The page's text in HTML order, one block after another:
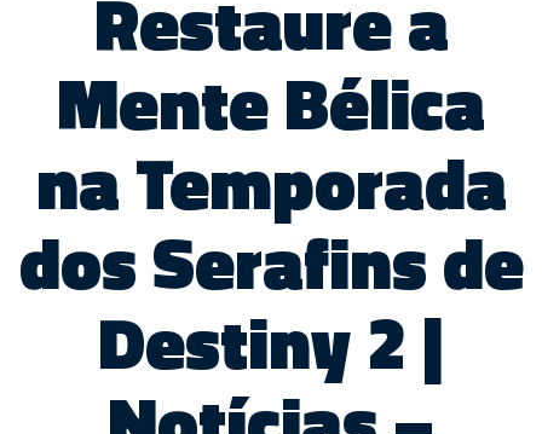
Mente Bélica
na Temporada
dos Serafins de
Destiny 2 |